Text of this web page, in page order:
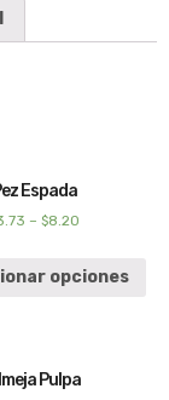
Espada
– $8.20
opciones
Pulpa